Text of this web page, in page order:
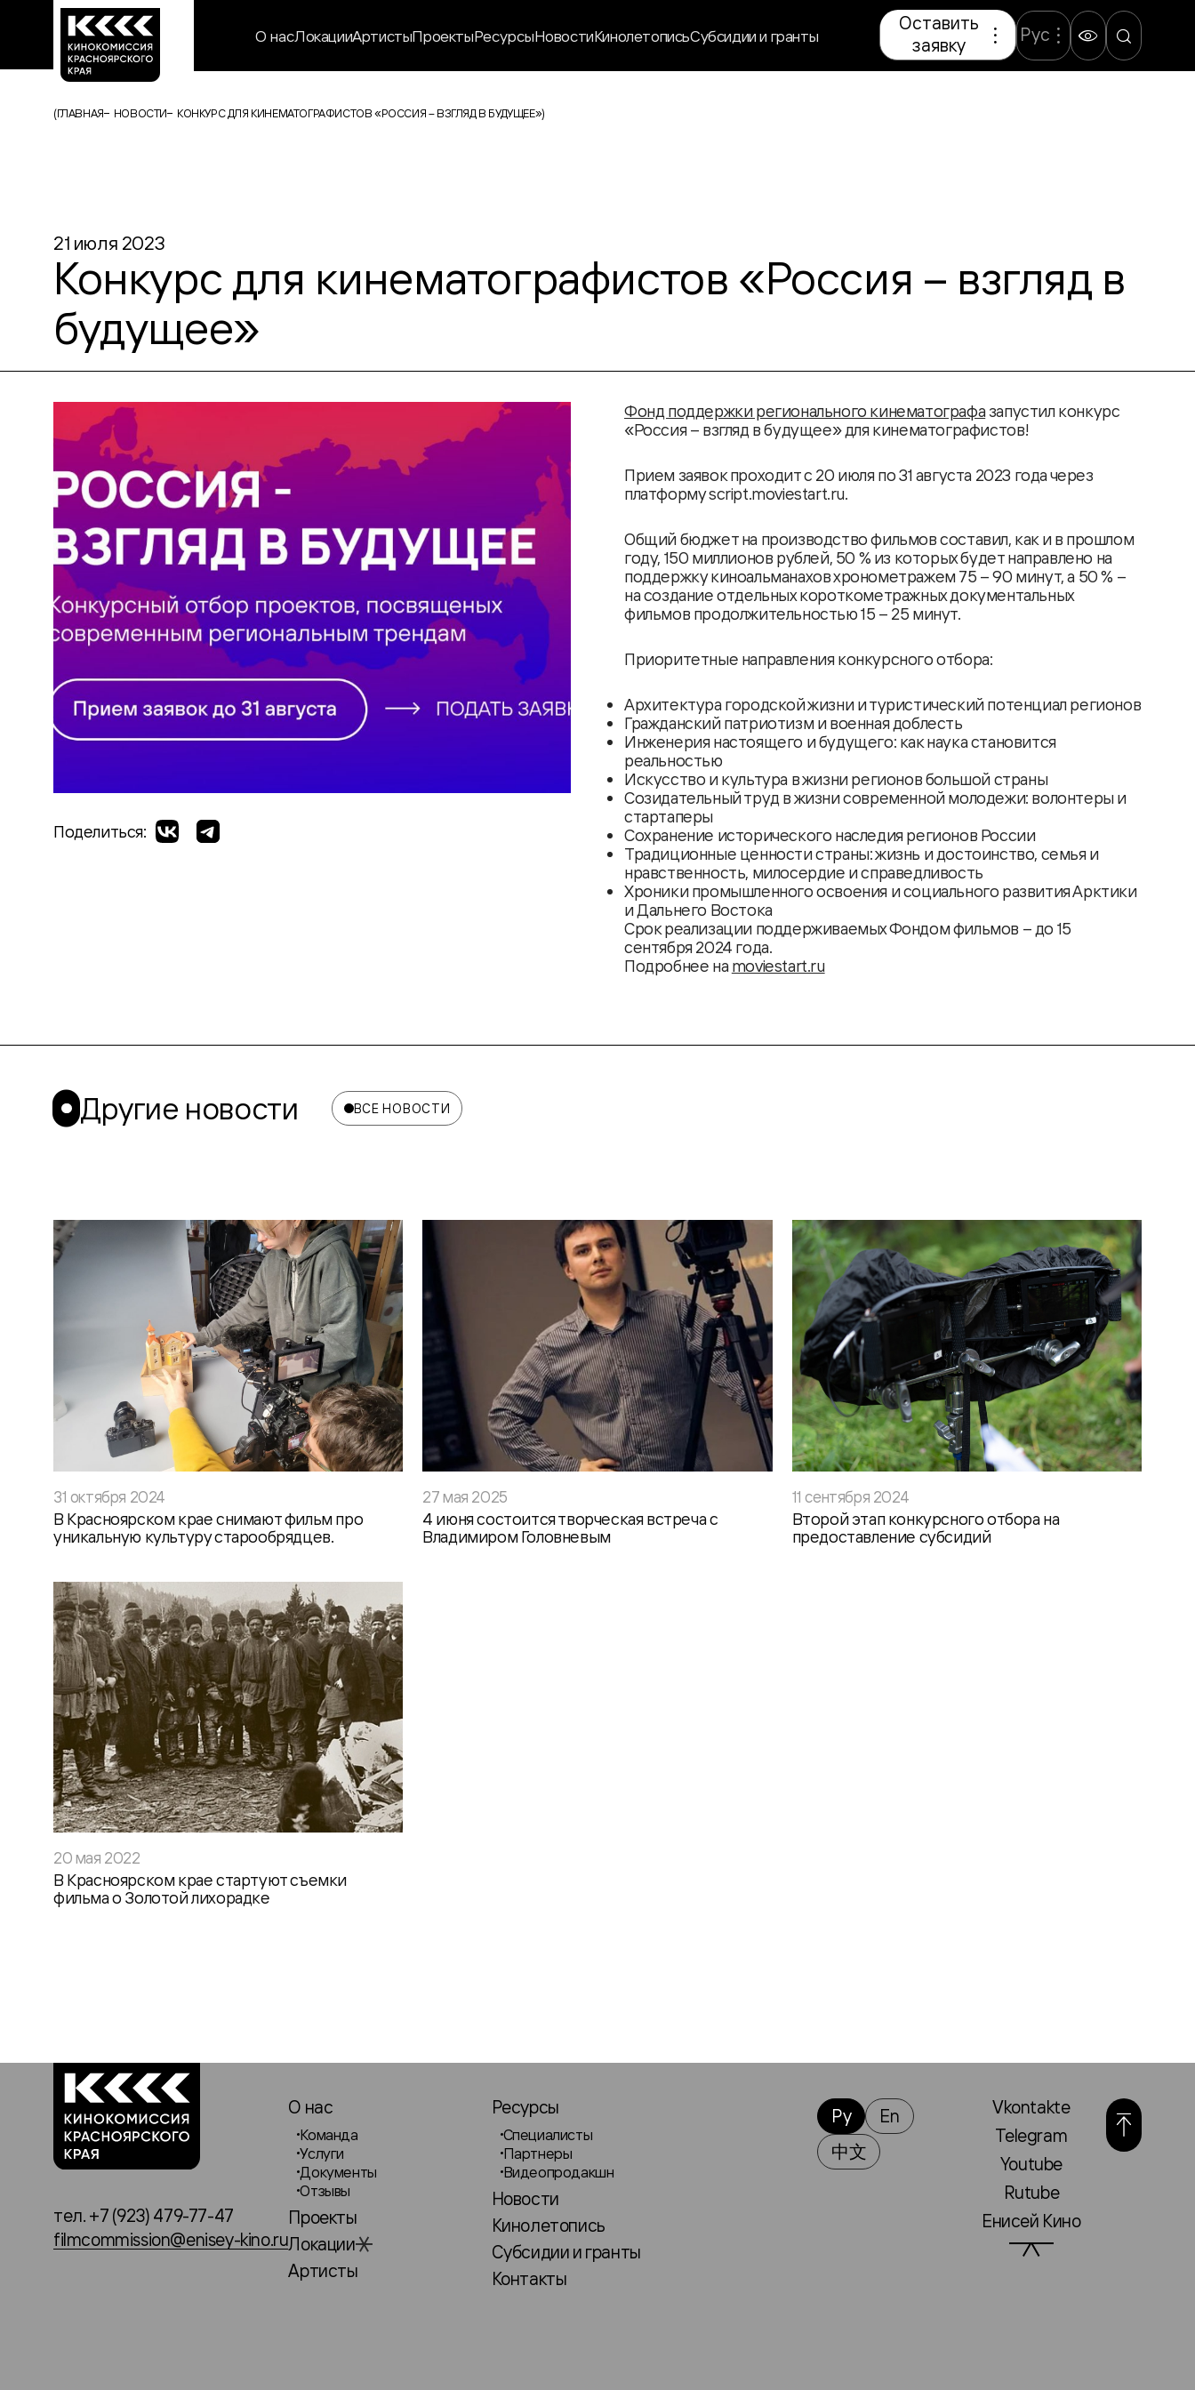
О насЛокацииАртистыПроектыРесурсыНовостиКинолетописьСубсидии и гранты
Оставить
заявку
Рус
(ГЛАВНАЯ НОВОСТИ КОНКУРС ДЛЯ КИНЕМАТОГРАФИСТОВ «РОССИЯ – ВЗГЛЯД В БУДУЩЕЕ»)
21 июля 2023
Конкурс для кинематографистов «Россия – взгляд в
будущее»
Поделиться:
Фонд поддержки регионального кинематографазапустил конкурс
«Россия – взгляд в будущее» для кинематографистов!
Прием заявок проходит с 20 июля по 31 августа 2023 года через
платформу script.moviestart.ru.
Общий бюджет на производство фильмов составил, как и в прошлом
году, 150 миллионов рублей, 50 % из которых будет направлено на
поддержку киноальманахов хронометражем 75 – 90 минут, а 50 % –
на создание отдельных короткометражных документальных
фильмов продолжительностью 15 – 25 минут.
Приоритетные направления конкурсного отбора:
Архитектура городской жизни и туристический потенциал регионов
Гражданский патриотизм и военная доблесть
Инженерия настоящего и будущего: как наука становится
реальностью
Искусство и культура в жизни регионов большой страны
Созидательный труд в жизни современной молодежи: волонтеры и
стартаперы
Сохранение исторического наследия регионов России
Традиционные ценности страны: жизнь и достоинство, семья и
нравственность, милосердие и справедливость
Хроники промышленного освоения и социального развития Арктики
и Дальнего Востока
Срок реализации поддерживаемых Фондом фильмов – до 15
сентября 2024 года.
Подробнее наmoviestart.ru
Другие новости ВСЕ НОВОСТИ
31 октября 2024
В Красноярском крае снимают фильм про
уникальную культуру старообрядцев.
27 мая 2025
4 июня состоится творческая встреча с
Владимиром Головневым
11 сентября 2024
Второй этап конкурсного отбора на
предоставление субсидий
20 мая 2022
В Красноярском крае стартуют съемки
фильма о Золотой лихорадке
тел. +7 (923) 479-77-47
filmcommission@enisey-kino.ru
О нас
Команда
Услуги
Документы
Отзывы
Проекты
Локации
Артисты
Ресурсы
Специалисты
Партнеры
Видеопродакшн
Новости
Кинолетопись
Субсидии и гранты
Контакты
Ру
En
中文
Vkontakte
Telegram
Youtube
Rutube
Енисей Кино